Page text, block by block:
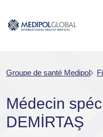
Groupe de santé Medipol
Médecin
DEMİRTAŞ